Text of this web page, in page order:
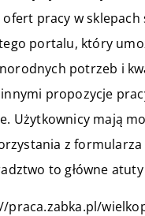
pracy w
portalu, który
potrzeb i
propozycje
Użytkownicy mają
z
to główne
praca.zabka.pl/